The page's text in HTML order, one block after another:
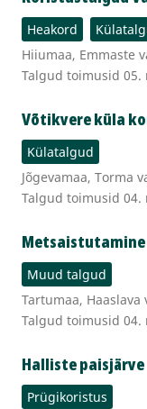
Heakord
Hiiumaa, Emmaste
Talgud toimusid 05.
Võtikvere küla
Külatalgud
Jõgevamaa, Torma
Talgud toimusid 04.
Metsaistutamine
Muud talgud
Tartumaa, Haaslava
Talgud toimusid 04.
Halliste paisjärve
Prügikoristus